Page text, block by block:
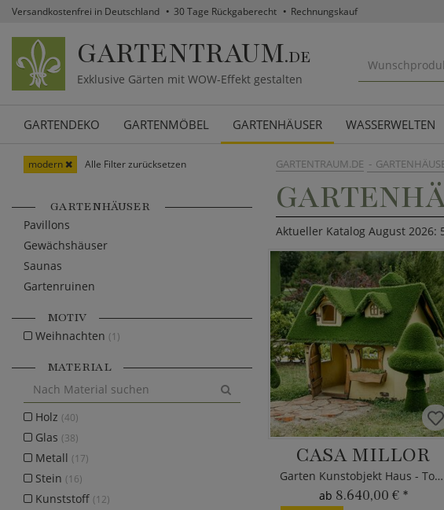
Versandkostenfrei in Deutschland 30 Tage Rückgaberecht Rechnungskauf
GARTENTRAUM.DE
Exklusive Gärten mit WOW-Effekt gestalten
GARTENDEKO GARTENMÖBEL GARTENHÄUSER WASSERWELTEN
GARTENTRAUM.DE
Aktueller Katalog August 2026:
CASA MILLOR
Garten Kunstobjekt Haus - Topiary
ab 8.640,00 € *
modern Alle Filter zurücksetzen
GARTENHÄUSER
Pavillons
Gewächshäuser
Saunas
Gartenruinen
MOTIV
Weihnachten (1)
MATERIAL
Holz (40)
Glas (38)
Metall (17)
Stein (16)
Kunststoff (12)